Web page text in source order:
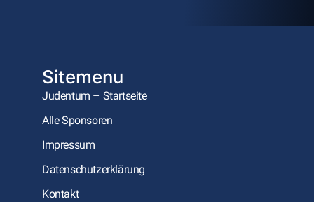
Sitemenu
Judentum – Startseite
Alle Sponsoren
Impressum
Datenschutzerklärung
Kontakt